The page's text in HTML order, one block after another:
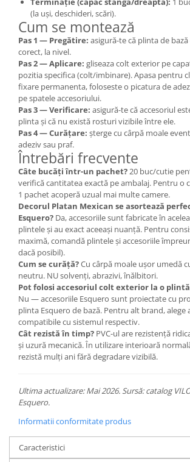
(la uși, deschideri, scări).
Cum se montează
Pas 1 — Pregătire: asigură-te că plinta de
corect, la nivel.
Pas 2 — Aplicare: gliseaza colt exterior pe
pozitia specifica (colt/imbinare). Apasa pentru
fixare permanenta, foloseste o picatura de
pe spatele accesoriului.
Pas 3 — Verificare: asigură-te că accesoriul
plinta și că nu există rosturi vizibile între ele.
Pas 4 — Curățare: șterge cu cârpă moale
adeziv sau praf.
Întrebări frecvente
Câte bucăți într-un pachet? 20 buc/cutie
verifică cantitatea exactă pe ambalaj. Pentru o
1 pachet acoperă uzual mai multe camere.
Decorul Platan Mexican se asortează
Esquero? Da, accesoriile sunt fabricate în
plintele și au exact aceeași nuanță. Pentru
maximă, comandă plintele și accesoriile
dacă posibil).
Cum se curăță?Cu cârpă moale ușor umedă
neutru. NU solvenți, abrazivi, înălbitori.
Pot folosi accesoriul colt exterior la o
Nu — accesoriile Esquero sunt proiectate cu
plinta Esquero de bază. Pentru alt brand, alege
compatibile cu sistemul respectiv.
Cât rezistă în timp? PVC-ul are rezistență
și uzură mecanică. În utilizare interioară
rezistă mulți ani fără degradare vizibilă.
Ultima actualizare: Mai 2026. Sursă: catalog
Esquero.
Informatii conformitate produs
Caracteristici